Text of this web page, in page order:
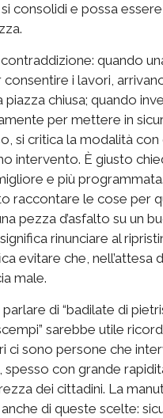
consolidi e possa
quando
consentire i lavori,
chiusa; quando
per mettere in
si critica la modalità con
intervento. È giusto
e più
raccontare le cose per
pezza d’asfalto su un
rinunciare al
evitare che, nell’attesa
male.
di “badilate di
sarebbe utile
ci sono persone che
con grande
dei cittadini. La
di queste scelte: